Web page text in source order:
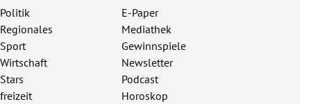
Politik
Regionales
Sport
Wirtschaft
Stars
freizeit
E-Paper
Mediathek
Gewinnspiele
Newsletter
Podcast
Horoskop